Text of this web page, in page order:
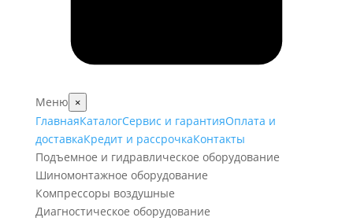
Меню ×
ГлавнаяКаталогСервис и гарантияОплата и
доставкаКредит и рассрочкаКонтакты
Подъемное и гидравлическое оборудование
Шиномонтажное оборудование
Компрессоры воздушные
Диагностическое оборудование